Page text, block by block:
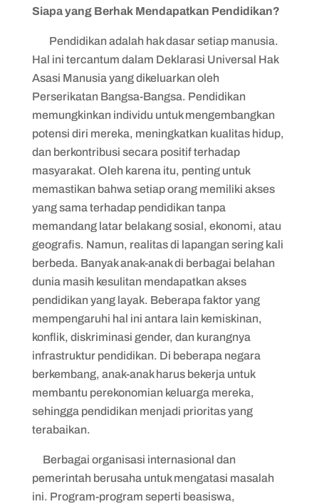
Siapa yang Berhak Mendapatkan Pendidikan?
Pendidikan adalah hak dasar setiap manusia.
Hal ini tercantum dalam Deklarasi Universal Hak
Asasi Manusia yang dikeluarkan oleh
Perserikatan Bangsa-Bangsa. Pendidikan
memungkinkan individu untuk mengembangkan
potensi diri mereka, meningkatkan kualitas hidup,
dan berkontribusi secara positif terhadap
masyarakat. Oleh karena itu, penting untuk
memastikan bahwa setiap orang memiliki akses
yang sama terhadap pendidikan tanpa
memandang latar belakang sosial, ekonomi, atau
geografis. Namun, realitas di lapangan sering kali
berbeda. Banyak anak-anak di berbagai belahan
dunia masih kesulitan mendapatkan akses
pendidikan yang layak. Beberapa faktor yang
mempengaruhi hal ini antara lain kemiskinan,
konflik, diskriminasi gender, dan kurangnya
infrastruktur pendidikan. Di beberapa negara
berkembang, anak-anak harus bekerja untuk
membantu perekonomian keluarga mereka,
sehingga pendidikan menjadi prioritas yang
terabaikan.
Berbagai organisasi internasional dan
pemerintah berusaha untuk mengatasi masalah
ini. Program-program seperti beasiswa,